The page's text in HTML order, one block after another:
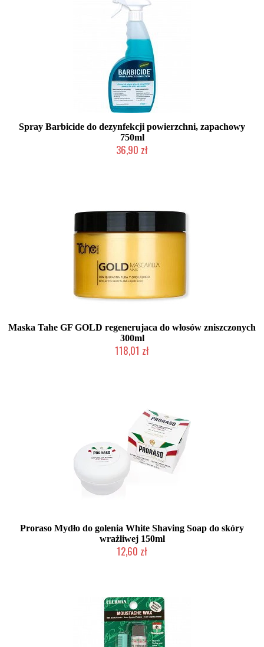
Spray Barbicide do dezynfekcji powierzchni, zapachowy
750ml
36,90 zł
Maska Tahe GF GOLD regenerujaca do włosów zniszczonych
300ml
118,01 zł
Proraso Mydło do golenia White Shaving Soap do skóry
wrażliwej 150ml
12,60 zł